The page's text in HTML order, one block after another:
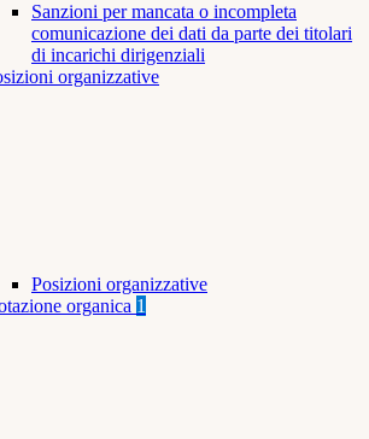
Sanzioni per mancata o incompleta
comunicazione dei dati da parte dei titolari
di incarichi dirigenziali
organizzative
Posizioni organizzative
organica 1